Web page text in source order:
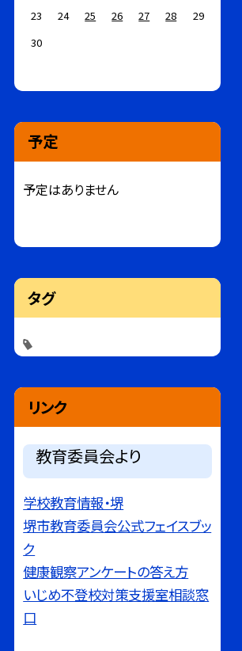
23
24 25 26 27 28
29
30
予定
予定はありません
タグ
リンク
教育委員会より
学校教育情報・堺
堺市教育委員会公式フェイスブッ
ク
健康観察アンケートの答え方
いじめ不登校対策支援室相談窓
口